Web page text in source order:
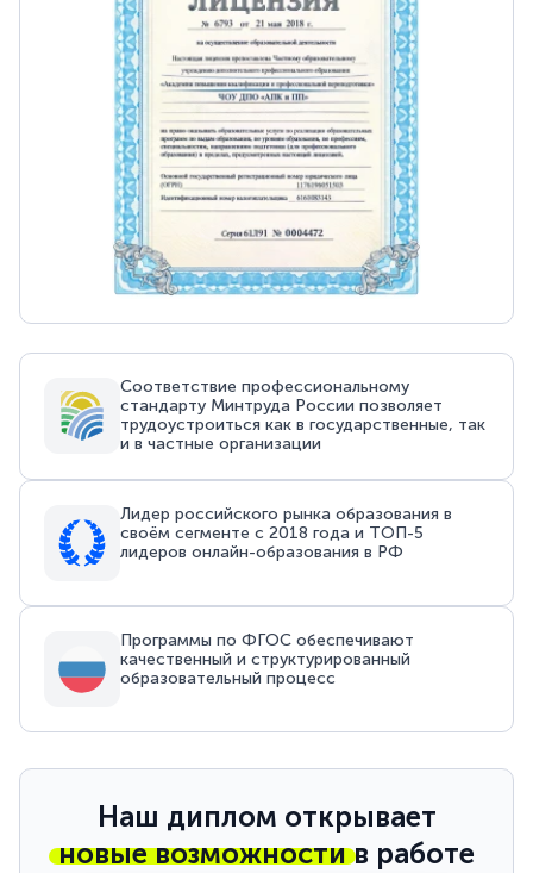
Соответствие профессиональному
стандарту Минтруда России позволяет
трудоустроиться как в государственные, так
и в частные организации
Лидер российского рынка образования в
своём сегменте с 2018 года и ТОП-5
лидеров онлайн-образования в РФ
Программы по ФГОС обеспечивают
качественный и структурированный
образовательный процесс
Наш диплом открывает
новые возможностив работе